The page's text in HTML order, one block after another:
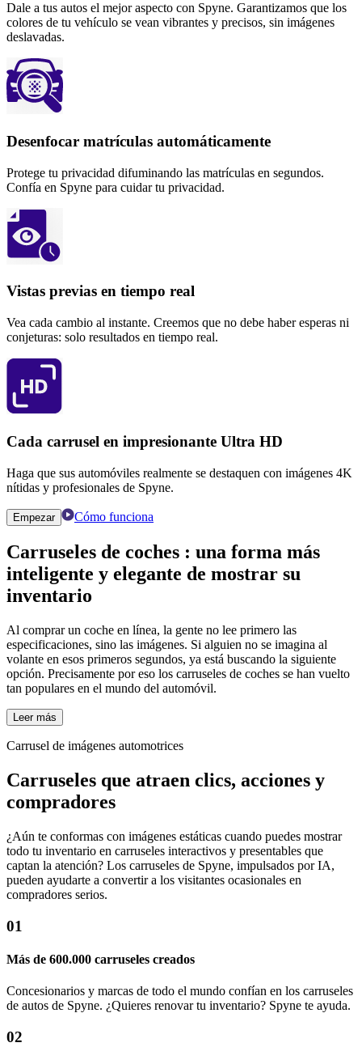
Dale a tus autos el mejor aspecto con Spyne. Garantizamos que los
colores de tu vehículo se vean vibrantes y precisos, sin imágenes
deslavadas.
Desenfocar matrículas automáticamente
Protege tu privacidad difuminando las matrículas en segundos.
Confía en Spyne para cuidar tu privacidad.
Vistas previas en tiempo real
Vea cada cambio al instante. Creemos que no debe haber esperas ni
conjeturas: solo resultados en tiempo real.
Cada carrusel en impresionante Ultra HD
Haga que sus automóviles realmente se destaquen con imágenes 4K
nítidas y profesionales de Spyne.
Empezar Cómo funciona
Carruseles de coches : una forma más
inteligente y elegante de mostrar su
inventario
Al comprar un coche en línea, la gente no lee primero las
especificaciones, sino las imágenes. Si alguien no se imagina al
volante en esos primeros segundos, ya está buscando la siguiente
opción. Precisamente por eso los carruseles de coches se han vuelto
tan populares en el mundo del automóvil.
Leer más
Carrusel de imágenes automotrices
Carruseles que atraen clics, acciones y
compradores
¿Aún te conformas con imágenes estáticas cuando puedes mostrar
todo tu inventario en carruseles interactivos y presentables que
captan la atención? Los carruseles de Spyne, impulsados ​​por IA,
pueden ayudarte a convertir a los visitantes ocasionales en
compradores serios.
01
Más de 600.000 carruseles creados
Concesionarios y marcas de todo el mundo confían en los carruseles
de autos de Spyne. ¿Quieres renovar tu inventario? Spyne te ayuda.
02